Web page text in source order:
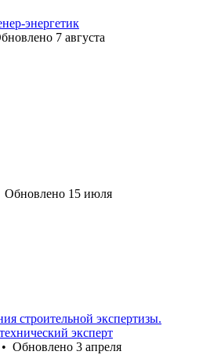
энергетик
7 августа
Обновлено 15 июля
строительной экспертизы.
эксперт
• Обновлено 3 апреля